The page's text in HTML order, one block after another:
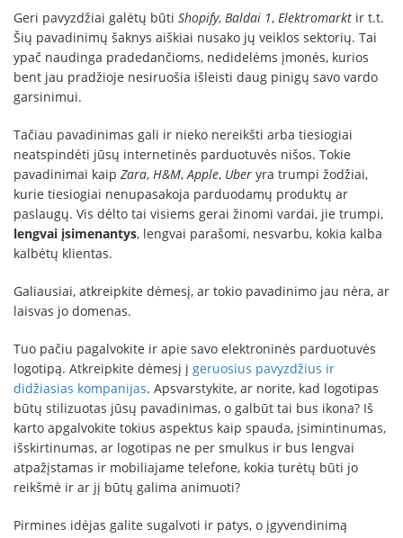
Geri pavyzdžiai galėtų būti Shopify, Baldai 1, Elektromarkt ir t.t.
Šių pavadinimų šaknys aiškiai nusako jų veiklos sektorių. Tai
ypač naudinga pradedančioms, nedidelėms įmonės, kurios
bent jau pradžioje nesiruošia išleisti daug pinigų savo vardo
garsinimui.
Tačiau pavadinimas gali ir nieko nereikšti arba tiesiogiai
neatspindėti jūsų internetinės parduotuvės nišos. Tokie
pavadinimai kaip Zara, H&M, Apple, Uber yra trumpi žodžiai,
kurie tiesiogiai nenupasakoja parduodamų produktų ar
paslaugų. Vis dėlto tai visiems gerai žinomi vardai, jie trumpi,
lengvai įsimenantys, lengvai parašomi, nesvarbu, kokia kalba
kalbėtų klientas.
Galiausiai, atkreipkite dėmesį, ar tokio pavadinimo jau nėra, ar
laisvas jo domenas.
Tuo pačiu pagalvokite ir apie savo elektroninės parduotuvės
logotipą. Atkreipkite dėmesį į geruosius pavyzdžius ir
didžiasias kompanijas. Apsvarstykite, ar norite, kad logotipas
būtų stilizuotas jūsų pavadinimas, o galbūt tai bus ikona? Iš
karto apgalvokite tokius aspektus kaip spauda, įsimintinumas,
išskirtinumas, ar logotipas ne per smulkus ir bus lengvai
atpažįstamas ir mobiliajame telefone, kokia turėtų būti jo
reikšmė ir ar jį būtų galima animuoti?
Pirmines idėjas galite sugalvoti ir patys, o įgyvendinimą